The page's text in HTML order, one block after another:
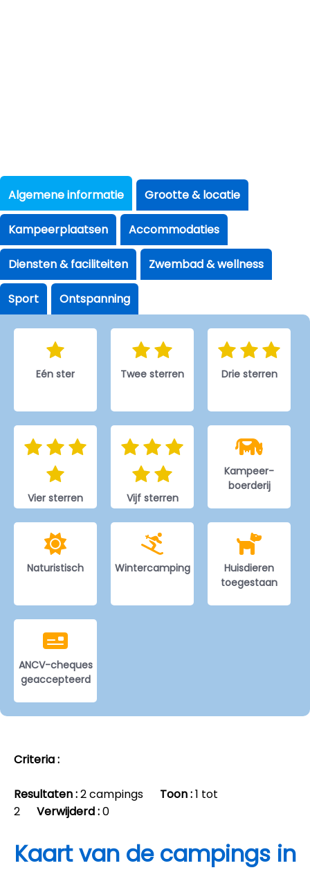
Algemene informatie
Eén ster Twee sterren Drie sterren
Vier sterren Vijf sterren
Kampeer-
boerderij
Naturistisch Wintercamping
Huisdieren
toegestaan
ANCV-cheques
geaccepteerd
Grootte & locatie
Kampeerplaatsen Accommodaties
Diensten & faciliteiten Zwembad & wellness
Sport Ontspanning
Criteria :
Resultaten :2 campings Toon :1 tot
2 Verwijderd :0
Kaart van de campings in